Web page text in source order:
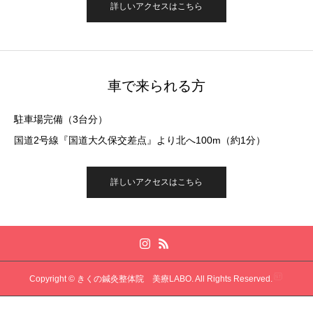
詳しいアクセスはこちら
車で来られる方
駐車場完備（3台分）
国道2号線『国道大久保交差点』より北へ100m（約1分）
詳しいアクセスはこちら
Copyright © きくの鍼灸整体院 美療LABO. All Rights Reserved.